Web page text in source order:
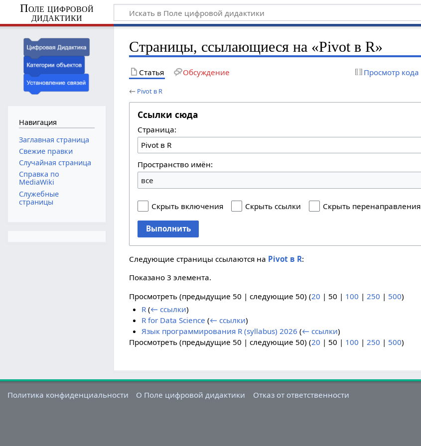
Поле цифровой
дидактики
Страницы, ссылающиеся на «Pivot в R»
Статья Обсуждение Просмотр кода
← Pivot в R
Ссылки сюда
Страница:
Пространство имён:
все
Скрыть включения Скрыть ссылки Скрыть перенаправления
Выполнить
Следующие страницы ссылаются на Pivot в R:
Показано 3 элемента.
Просмотреть (предыдущие 50 |следующие 50) (20 | 50 | 100 | 250 | 500)
R (← ссылки)
R for Data Science (← ссылки)
Язык программирования R (syllabus) 2026 (← ссылки)
Просмотреть (предыдущие 50 |следующие 50) (20 | 50 | 100 |250 | 500)
Навигация
Заглавная страница
Свежие правки
Случайная страница
Справка по
MediaWiki
Служебные
страницы
Политика конфиденциальности О Поле цифровой дидактики Отказ от ответственности